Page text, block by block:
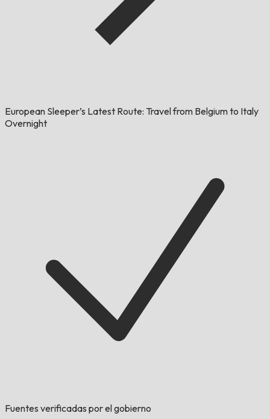
European Sleeper’s Latest Route: Travel from Belgium to Italy
Overnight
Fuentes verificadas por el gobierno